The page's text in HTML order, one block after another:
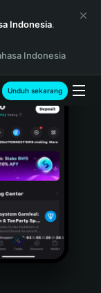
Indonesia.
Indonesia
Unduh sekarang